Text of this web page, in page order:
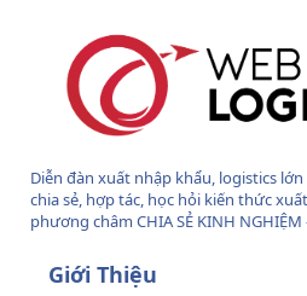
Diễn đàn xuất nhập khẩu, logistics
chia sẻ, hợp tác, học hỏi kiến thức
phương châm CHIA SẺ KINH NGHIỆM
Giới Thiệu